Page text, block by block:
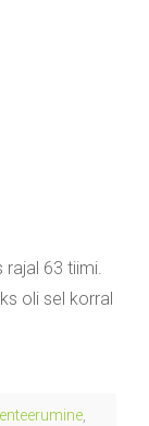
rajal 63 tiimi.
oli sel korral
,